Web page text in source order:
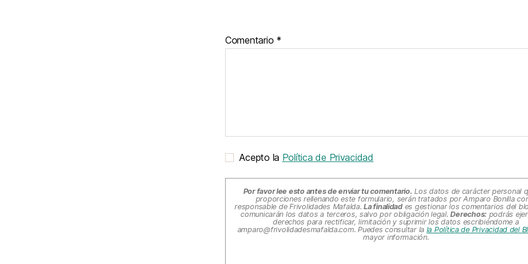
Comentario *
Acepto la Política de Privacidad
Por favor lee esto antes de enviar tu comentario. Los datos de carácter personal
proporciones rellenando este formulario, serán tratados por Amparo Bonilla
responsable de Frivolidades Mafalda.La finalidades gestionar los comentarios del
comunicarán los datos a terceros, salvo por obligación legal.Derechos: podrás
derechos para rectificar, limitación y suprimir los datos escribiéndome a
amparo@frivolidadesmafalda.com. Puedes consultar la la Política de Privacidad del
mayor información.